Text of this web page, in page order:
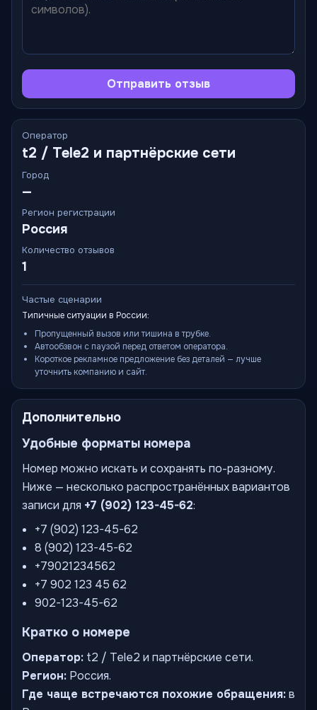
Отправить отзыв
Оператор
t2 / Tele2 и партнёрские сети
Город
—
Регион регистрации
Россия
Количество отзывов
1
Частые сценарии
Типичные ситуации в России:
Пропущенный вызов или тишина в трубке.
Автообзвон с паузой перед ответом оператора.
Короткое рекламное предложение без деталей — лучше
уточнить компанию и сайт.
Дополнительно
Удобные форматы номера
Номер можно искать и сохранять по-разному.
Ниже — несколько распространённых вариантов
записи для +7 (902) 123-45-62:
+7 (902) 123-45-62
8 (902) 123-45-62
+79021234562
+7 902 123 45 62
902-123-45-62
Кратко о номере
Оператор: t2 / Tele2 и партнёрские сети.
Регион: Россия.
Где чаще встречаются похожие обращения:в